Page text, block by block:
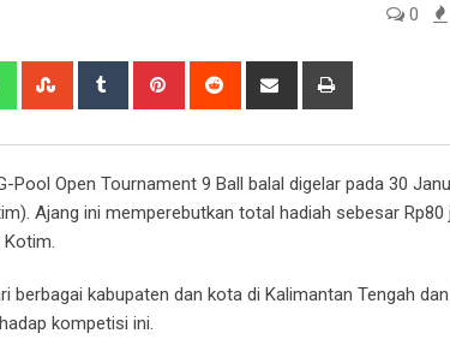
0
WhatsappStumbleUpon
Tumblr Pinterest Reddit
Share
Pool Open Tournament 9 Ball balal digelar pada 30
Ajang ini memperebutkan total hadiah sebesar Rp80
kabupaten dan kota di Kalimantan Tengah
kompetisi ini.